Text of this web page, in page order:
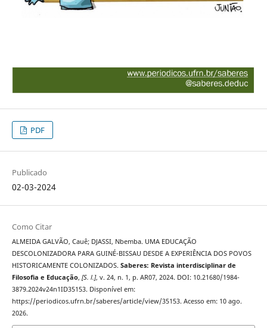
PDF
Publicado
02-03-2024
Como Citar
ALMEIDA GALVÃO, Cauê; DJASSI, Nbemba. UMA EDUCAÇÃO
DESCOLONIZADORA PARA GUINÉ-BISSAU DESDE A EXPERIÊNCIA DOS POVOS
HISTORICAMENTE COLONIZADOS. Saberes: Revista interdisciplinar de
Filosofia e Educação, [S. l.], v. 24, n. 1, p. AR07, 2024. DOI: 10.21680/1984-
3879.2024v24n1ID35153. Disponível em:
https://periodicos.ufrn.br/saberes/article/view/35153. Acesso em: 10 ago.
2026.